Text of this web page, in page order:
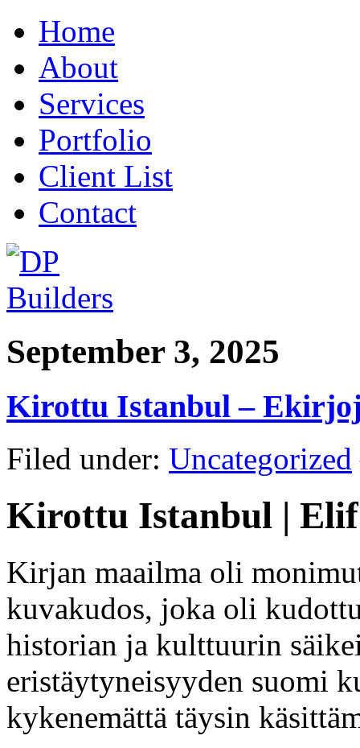
Home
About
Services
Portfolio
Client List
Contact
September 3, 2025
Kirottu Istanbul –
Filed under: Uncategorized
Kirottu Istanbul |
Kirjan maailma oli
kuvakudos, joka oli
historian ja kulttuurin
eristäytyneisyyden suomi
kykenemättä täysin